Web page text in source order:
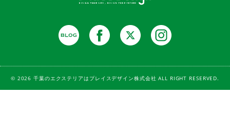
© 2026 千葉のエクステリアはプレイスデザイン株式会社 ALL RIGHT RESERVED.